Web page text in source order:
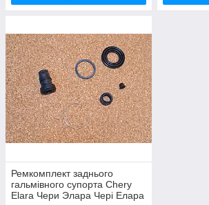
Ремкомплект заднього
гальмівного супорта Chery
Elara Чери Элара Чері Елара